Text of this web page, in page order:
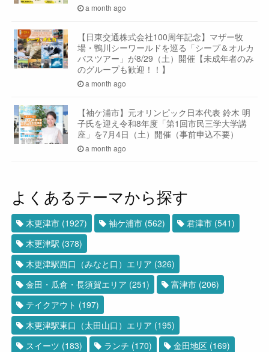
a month ago
【日東交通株式会社100周年記念】マザー牧
場・鴨川シーワールドを巡る「シープ＆オルカ
バスツアー」が8/29（土）開催【未成年者のみ
のグループも歓迎！！】
a month ago
【袖ケ浦市】元オリンピック日本代表 鈴木 明
子氏を迎え令和8年度「第1回市民三学大学講
座」を7月4日（土）開催（事前申込不要）
a month ago
よくあるテーマから探す
木更津市 (1927) 袖ケ浦市 (562) 君津市 (541)
木更津駅 (378)
木更津駅西口（みなと口）エリア (326)
金田・瓜倉・長須賀エリア (251) 富津市 (206)
テイクアウト (197)
木更津駅東口（太田山口）エリア (195)
スイーツ (183) ランチ (170) 金田地区 (169)